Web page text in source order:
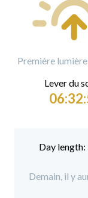
Première
Lever du
Demain, il y